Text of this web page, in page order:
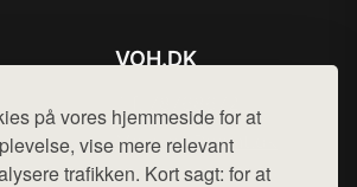
på vores hjemmeside for at
vise mere relevant
trafikken. Kort sagt: for at
VOH.DK
Mail: hej@want.dk